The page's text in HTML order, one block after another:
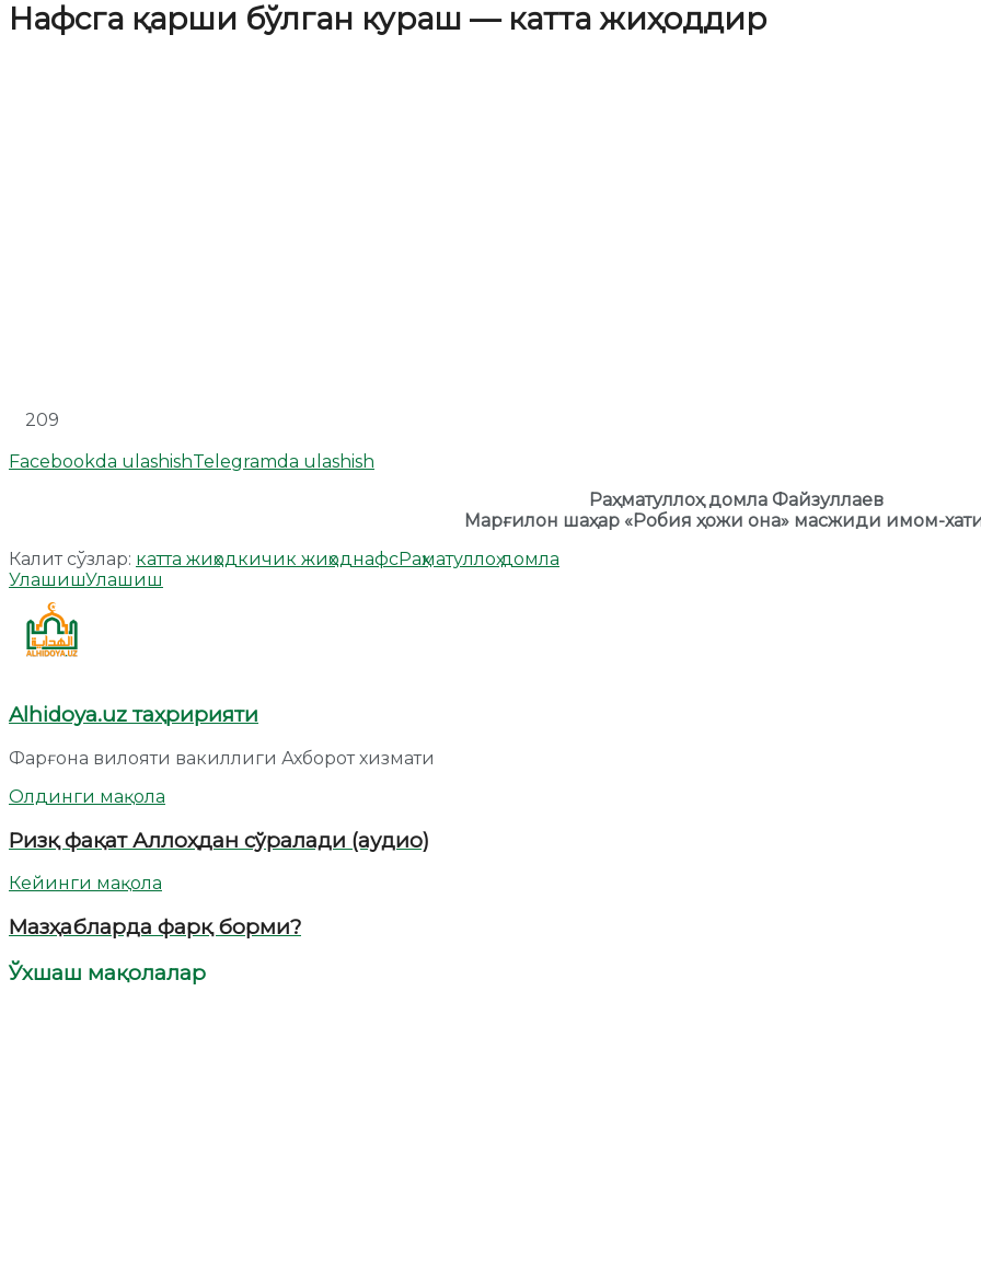
Нафсга қарши бўлган кураш — катта жиҳоддир
209
Facebookda ulashishTelegramda ulashish
Раҳматуллоҳ домла Файзуллаев
Марғилон шаҳар «Робия ҳожи она» масжиди имом-
Калит сўзлар: катта жиҳод кичик жиҳод нафсРаҳматуллоҳ домла
УлашишУлашиш
Alhidoya.uz таҳририяти
Фарғона вилояти вакиллиги Ахборот хизмати
Олдинги мақола
Ризқ фақат Аллоҳдан сўралади (аудио)
Кейинги мақола
Мазҳабларда фарқ борми?
Ўхшаш мақолалар